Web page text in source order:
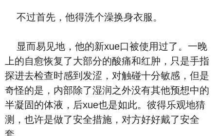
不过首先，他得洗个澡换身衣服。
显而易见地，他的新xue口被使用过了。一晚
上的自愈恢复了大部分的酸痛和红肿，只是手指
探进去检查时感到发涩，对触碰十分敏感，但是
奇怪的是，内部除了湿润之外没有其他预想中的
半凝固的体液，后xue也是如此。彼得乐观地猜
测，也许是做了安全措施，对方好好戴了安全